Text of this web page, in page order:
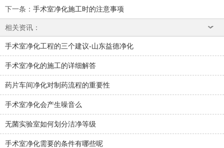
下一条 ： 手术室净化施工时的注意事项
相关资讯：
手术室净化工程的三个建议-山东益德净化
手术室净化的施工的详细解答
药片车间净化对制药流程的重要性
手术室净化会产生噪音么
无菌实验室如何划分洁净等级
手术室净化需要的条件有哪些呢